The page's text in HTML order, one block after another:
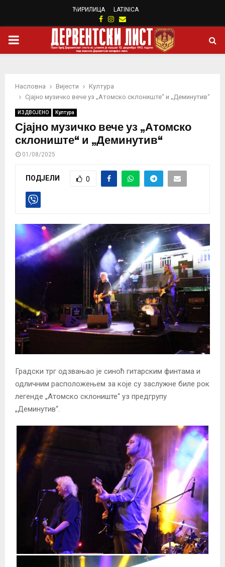
ЋИРИЛИЦА LATINICA
Facebook
Instagram
Email
PRIMARY
Насловна Вијести
Култура
Сјајно музичко вече уз „Атомско склониште“ и „Деминутив“
ИЗДВОЈЕНО Култура
Сјајно музичко вече уз „Атомско
склониште“ и „Деминутив“
01/08/2025
ПОДЈЕЛИ 0
Градски трг одзвањао је синоћ гитарским финтама и
одличним расположењем за које су заслужне биле рок
легенде „Атомско склониште“ уз предгрупу
„Деминутив“.